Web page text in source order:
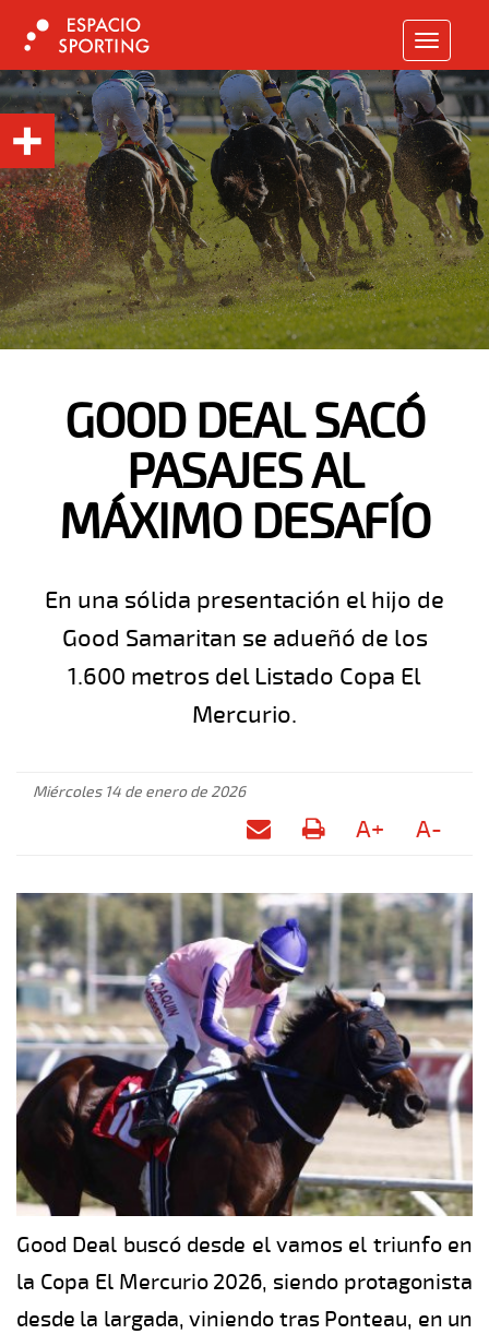
TOGGLE
GOOD DEAL SACÓ
PASAJES AL
MÁXIMO DESAFÍO
En una sólida presentación el hijo de
Good Samaritan se adueñó de los
1.600 metros del Listado Copa El
Mercurio.
Miércoles 14 de enero de 2026
A+ A-
Good Deal buscó desde el vamos el triunfo en
la Copa El Mercurio 2026, siendo protagonista
desde la largada, viniendo tras Ponteau, en un